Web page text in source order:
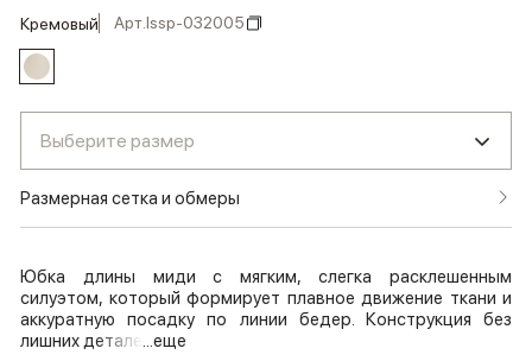
кремовый Арт.lssp-032005
Выберите размер
Размерная сетка и обмеры
Юбка длины миди с мягким, слегка расклешенным
силуэтом, который формирует плавное движение ткани и
аккуратную посадку по линии бедер. Конструкция без
лишних детале ...еще